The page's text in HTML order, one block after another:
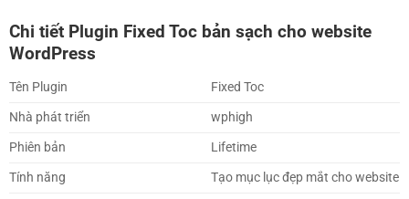
Chi tiết Plugin Fixed Toc bản sạch cho website
WordPress
Tên Plugin
Fixed Toc
Nhà phát triển
wphigh
Phiên bản
Lifetime
Tính năng
Tạo mục lục đẹp mắt cho website